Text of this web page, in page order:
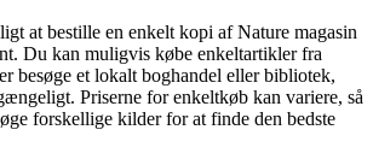
at bestille en enkelt kopi af Nature magasin
Du kan muligvis købe enkeltartikler fra
besøge et lokalt boghandel eller bibliotek,
Priserne for enkeltkøb kan variere, så
forskellige kilder for at finde den bedste